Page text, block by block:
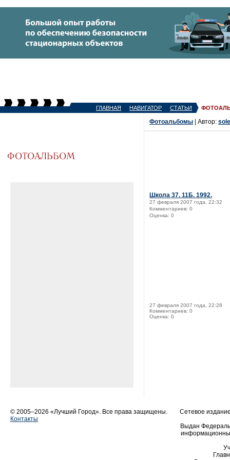
ГЛАВНАЯ НАВИГАТОР СТАТЬИ
Фотоальбомы | Автор:
Школа 37. 11Б. 1992.
27 февраля 2007 года, 22:32
Комментариев: 0
Оценка: 0
27 февраля 2007 года, 22:28
Комментариев: 0
Оценка: 0
© 2005–2026 «Лучший Город». Все права защищены.
Контакты
Сетевое
Выдан